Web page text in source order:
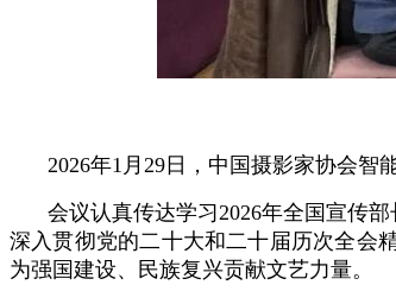
2026年1月29日，中国摄影家协会智
会议认真传达学习2026年全国宣传
深入贯彻党的二十大和二十届历次全会
为强国建设、民族复兴贡献文艺力量。